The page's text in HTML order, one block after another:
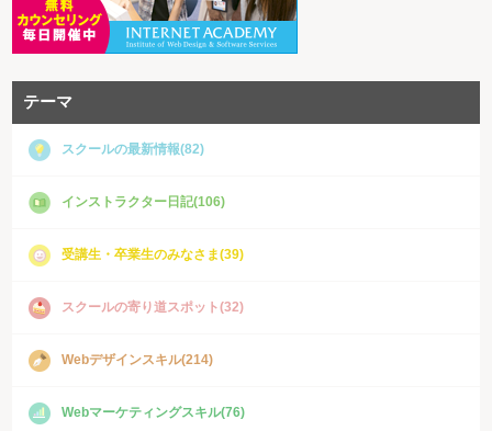
テーマ
スクールの最新情報(82)
インストラクター日記(106)
受講生・卒業生のみなさま(39)
スクールの寄り道スポット(32)
Webデザインスキル(214)
Webマーケティングスキル(76)